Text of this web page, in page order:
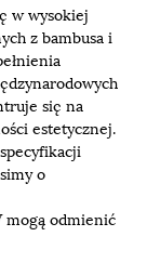
w wysokiej
z bambusa i
się na
estetycznej.
o
mogą odmienić